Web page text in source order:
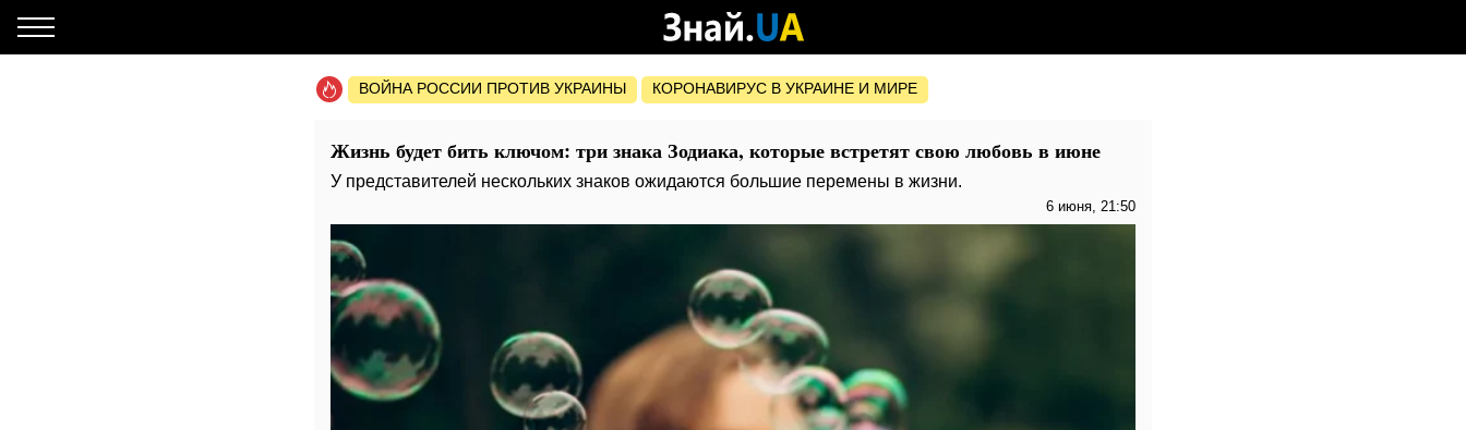
ВОЙНА РОССИИ ПРОТИВ УКРАИНЫ КОРОНАВИРУС В УКРАИНЕ И МИРЕ
Жизнь будет бить ключом: три знака Зодиака, которые встретят свою любовь в июне
У представителей нескольких знаков ожидаются большие перемены в жизни.
6 июня, 21:50